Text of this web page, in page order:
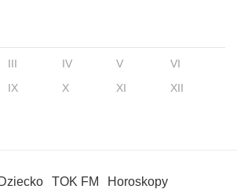
III IV V
VI
IX X XI XII
Dziecko TOK FM Horoskopy